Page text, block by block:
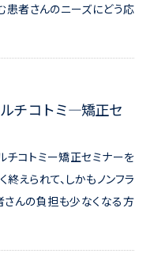
者さんのニーズにどう応
チコトミ―矯正セ
チコトミー矯正セミナーを
えられて、しかもノンフラ
さんの負担も少なくなる方